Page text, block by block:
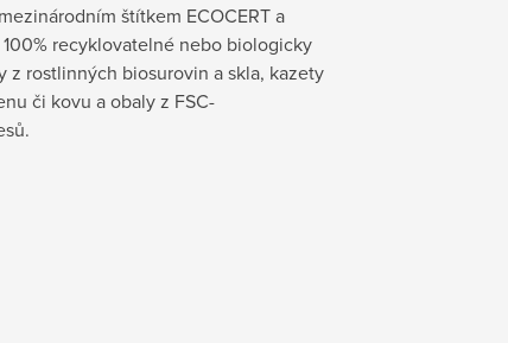
štítkem ECOCERT a
recyklovatelné nebo biologicky
rostlinných biosurovin a skla, kazety
či kovu a obaly z FSC-